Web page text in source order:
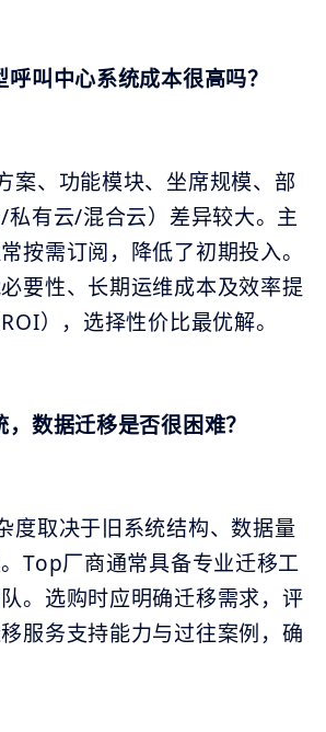
叫中心系统成本很高吗？
案、功能模块、坐席规模、部
私有云/混合云）差异较大。主
按需订阅，降低了初期投入。
要性、长期运维成本及效率提
），选择性价比最优解。
数据迁移是否很困难？
度取决于旧系统结构、数据量
Top厂商通常具备专业迁移工
。选购时应明确迁移需求，评
服务支持能力与过往案例，确